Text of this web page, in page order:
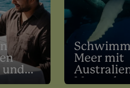
und
Meer mit